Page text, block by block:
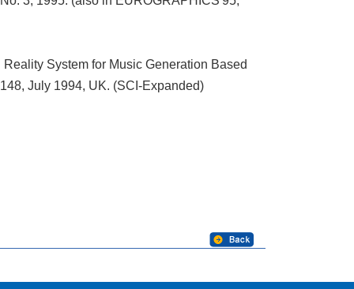
System for Music Generation Based
July 1994, UK. (SCI-Expanded)